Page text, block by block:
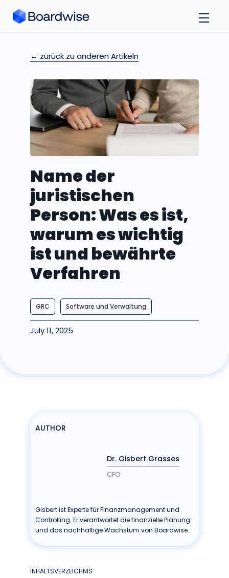
← zurück zu anderen Artikeln
Name der
juristischen
Person: Was es ist,
warum es wichtig
ist und bewährte
Verfahren
GRC Software und Verwaltung
July 11, 2025
AUTHOR
Dr. Gisbert Grasses
CFO
Gisbert ist Experte für Finanzmanagement und
Controlling. Er verantwortet die finanzielle Planung
und das nachhaltige Wachstum von Boardwise.
INHALTSVERZEICHNIS